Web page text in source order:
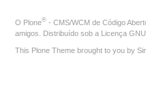
O Plone® - CMS/WCM de Código
amigos. Distribuído sob a Licença GNU
This Plone Theme brought to you by